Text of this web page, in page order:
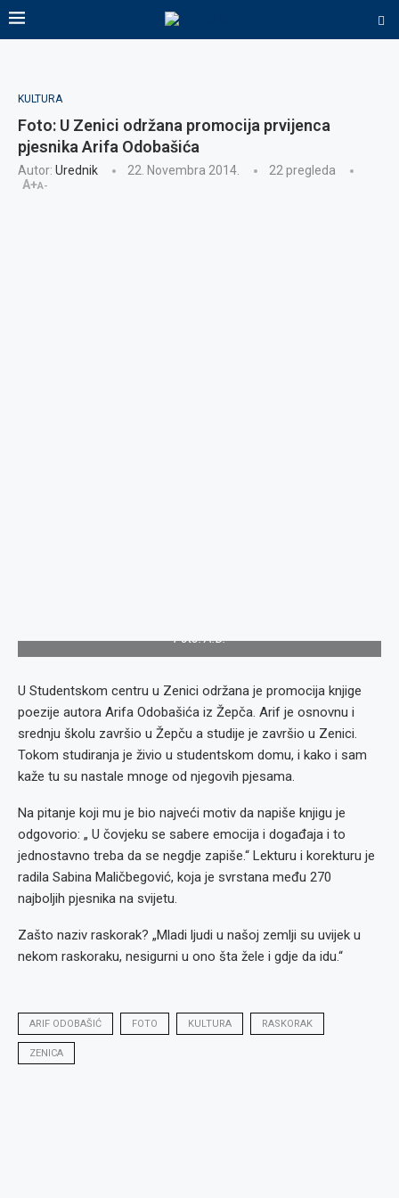
KULTURA
Foto: U Zenici održana promocija prvijenca
pjesnika Arifa Odobašića
Autor: Urednik 22. Novembra 2014. 22 pregleda
A+A-
Foto: A.D.
U Studentskom centru u Zenici održana je promocija knjige
poezije autora Arifa Odobašića iz Žepča. Arif je osnovnu i
srednju školu završio u Žepču a studije je završio u Zenici.
Tokom studiranja je živio u studentskom domu, i kako i sam
kaže tu su nastale mnoge od njegovih pjesama.
Na pitanje koji mu je bio najveći motiv da napiše knjigu je
odgovorio: „ U čovjeku se sabere emocija i događaja i to
jednostavno treba da se negdje zapiše.“ Lekturu i korekturu je
radila Sabina Maličbegović, koja je svrstana među 270
najboljih pjesnika na svijetu.
Zašto naziv raskorak? „Mladi ljudi u našoj zemlji su uvijek u
nekom raskoraku, nesigurni u ono šta žele i gdje da idu.“
ARIF ODOBAŠIĆ FOTO KULTURA RASKORAK
ZENICA